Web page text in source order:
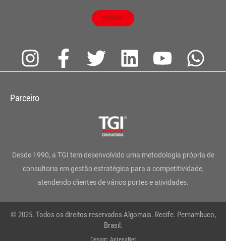
ASSINE
I
n
s
g
r
a
m
F
a
o
o
k
-
T
w
t
e
r
L
i
d
i
n
Y
o
b
e
W
h
a
p
Parceiro
Desde 1990, a TGI tem desenvolvido uma metodologia própria de
consultoria em gestão estratégica para a competitividade,
atendendo clientes de vários portes e atividades.
© 2025. Todos os direitos reservados Algomais. Recife. Pernambuco,
Brasil.